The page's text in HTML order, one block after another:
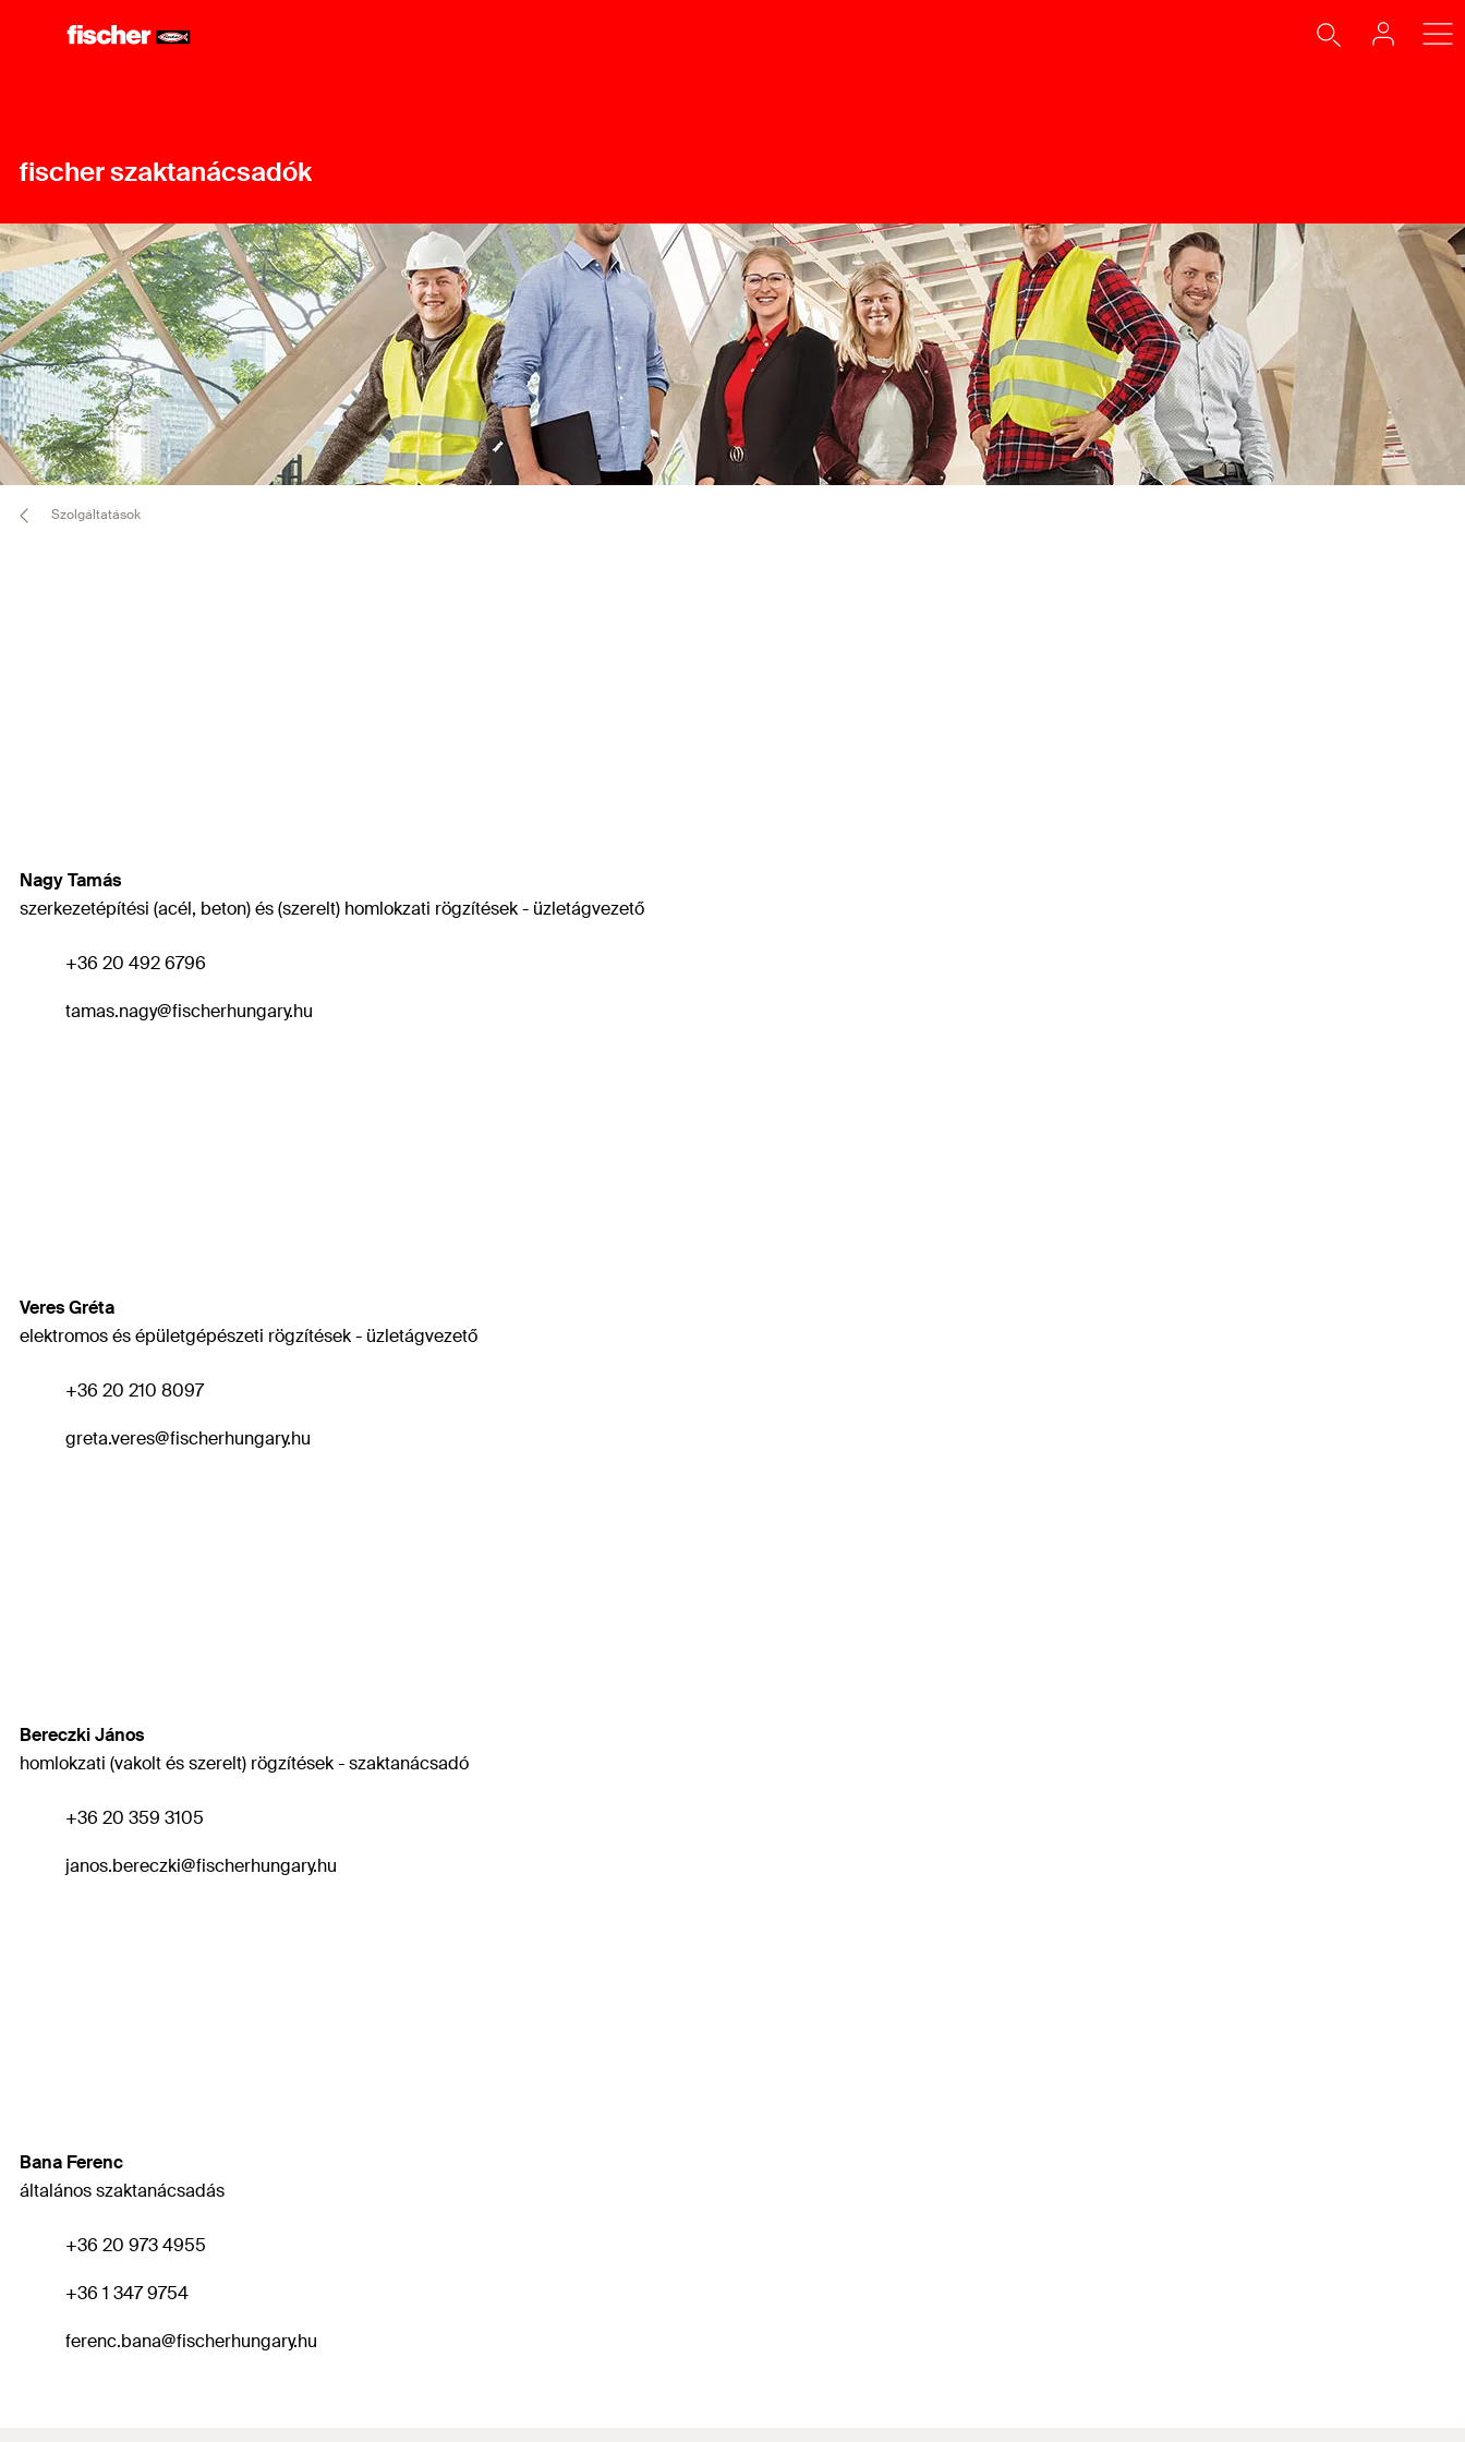
fischer szaktanácsadók
Szolgáltatások
Nagy Tamás
szerkezetépítési (acél, beton) és (szerelt) homlokzati rögzítések - üzletágvezető
+36 20 492 6796
tamas.nagy@fischerhungary.hu
Veres Gréta
elektromos és épületgépészeti rögzítések - üzletágvezető
+36 20 210 8097
greta.veres@fischerhungary.hu
Bereczki János
homlokzati (vakolt és szerelt) rögzítések - szaktanácsadó
+36 20 359 3105
janos.bereczki@fischerhungary.hu
Bana Ferenc
általános szaktanácsadás
+36 20 973 4955
+36 1 347 9754
ferenc.bana@fischerhungary.hu